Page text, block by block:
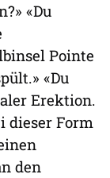
«Du
Pointe
«Du
Erektion.
dieser Form
den